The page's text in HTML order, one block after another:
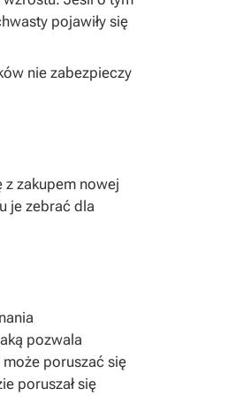
pojawiły się
nie zabezpieczy
z zakupem nowej
je zebrać dla
pozwala
poruszać się
poruszał się